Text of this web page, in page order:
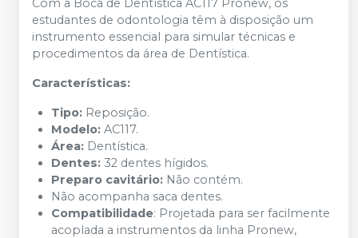
Com a Boca de Dentística AC117 Pronew, os
estudantes de odontologia têm à disposição um
instrumento essencial para simular técnicas e
procedimentos da área de Dentística.
Características:
Tipo: Reposição.
Modelo: AC117.
Área: Dentística.
Dentes: 32 dentes hígidos.
Preparo cavitário: Não contém.
Não acompanha saca dentes.
Compatibilidade: Projetada para ser facilmente
acoplada a instrumentos da linha Pronew,